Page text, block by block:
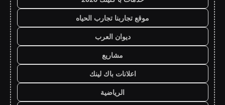
موقع تجاربنا تجارب الحياه
ديوان العرب
مشاريع
اعلانات باك لينك
الرياضية